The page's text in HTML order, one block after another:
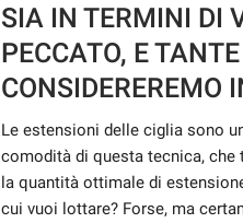
SIA IN TERMINI DI
PECCATO, E
CONSIDEREREMO
Le estensioni delle ciglia sono
comodità di questa tecnica,
la quantità ottimale di
cui vuoi lottare? Forse, ma